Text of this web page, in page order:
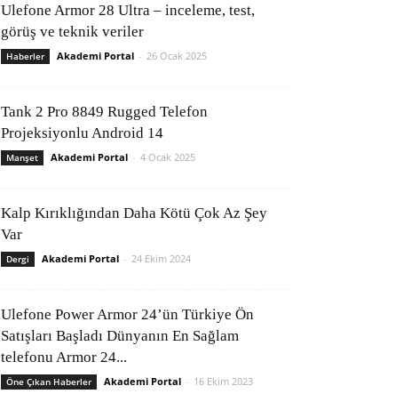
Ulefone Armor 28 Ultra – inceleme, test,
görüş ve teknik veriler
Haberler Akademi Portal - 26 Ocak 2025
Tank 2 Pro 8849 Rugged Telefon
Projeksiyonlu Android 14
Manşet Akademi Portal - 4 Ocak 2025
Kalp Kırıklığından Daha Kötü Çok Az Şey
Var
Dergi Akademi Portal - 24 Ekim 2024
Ulefone Power Armor 24’ün Türkiye Ön
Satışları Başladı Dünyanın En Sağlam
telefonu Armor 24...
Öne Çıkan Haberler Akademi Portal - 16 Ekim 2023